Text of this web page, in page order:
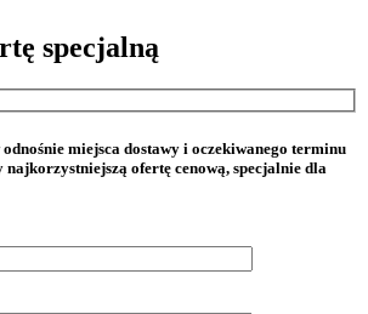
specjalną
odnośnie miejsca dostawy i oczekiwanego terminu
ofertę cenową, specjalnie dla